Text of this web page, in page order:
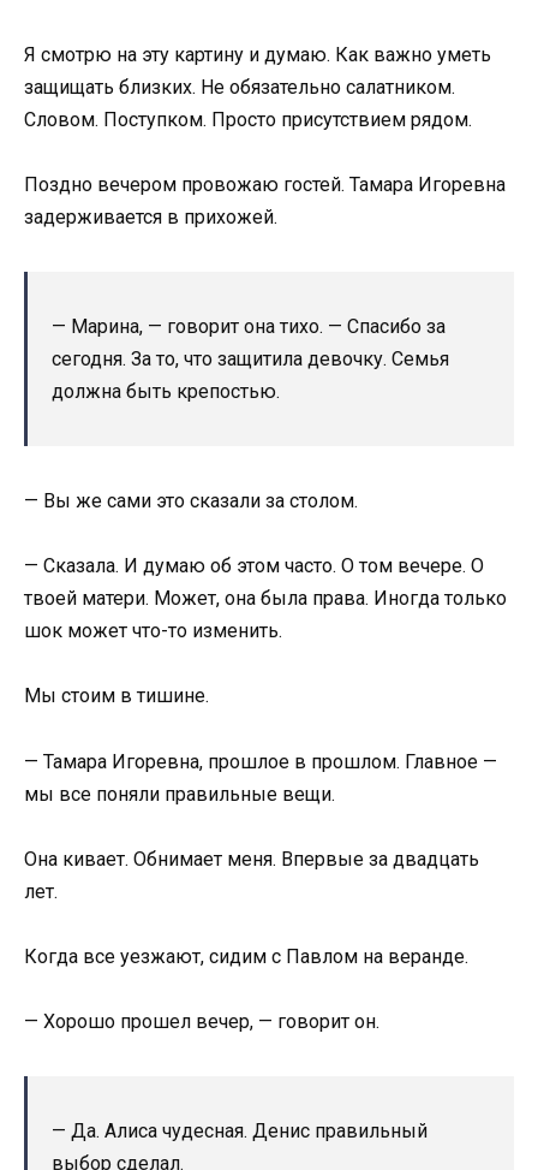
Я смотрю на эту картину и думаю. Как важно уметь
защищать близких. Не обязательно салатником.
Словом. Поступком. Просто присутствием рядом.
Поздно вечером провожаю гостей. Тамара Игоревна
задерживается в прихожей.
— Марина, — говорит она тихо. — Спасибо за
сегодня. За то, что защитила девочку. Семья
должна быть крепостью.
— Вы же сами это сказали за столом.
— Сказала. И думаю об этом часто. О том вечере. О
твоей матери. Может, она была права. Иногда только
шок может что-то изменить.
Мы стоим в тишине.
— Тамара Игоревна, прошлое в прошлом. Главное —
мы все поняли правильные вещи.
Она кивает. Обнимает меня. Впервые за двадцать
лет.
Когда все уезжают, сидим с Павлом на веранде.
— Хорошо прошел вечер, — говорит он.
— Да. Алиса чудесная. Денис правильный
выбор сделал.